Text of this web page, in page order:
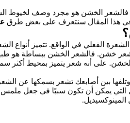
فالشعر الخشن هو مجرد وصف لخيوط
هذا المقال سنتعرف على بعض طرق
الفعلي في الواقع. تتميز أنواع
شعر خشن. فالشعر الخشن ببساطة هو
على أنه شعر يتميز بمحيط أكثر
بين أصابعك تشعر بسمكها عن
يمكن أن تكون سببًا في جعل ملمس
المينوكسيديل.